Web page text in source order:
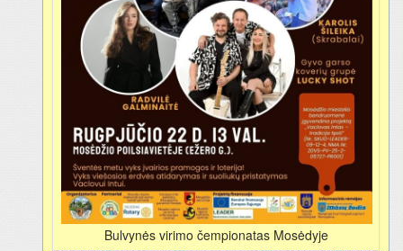
Bulvynės virimo čempionatas Mosėdyje